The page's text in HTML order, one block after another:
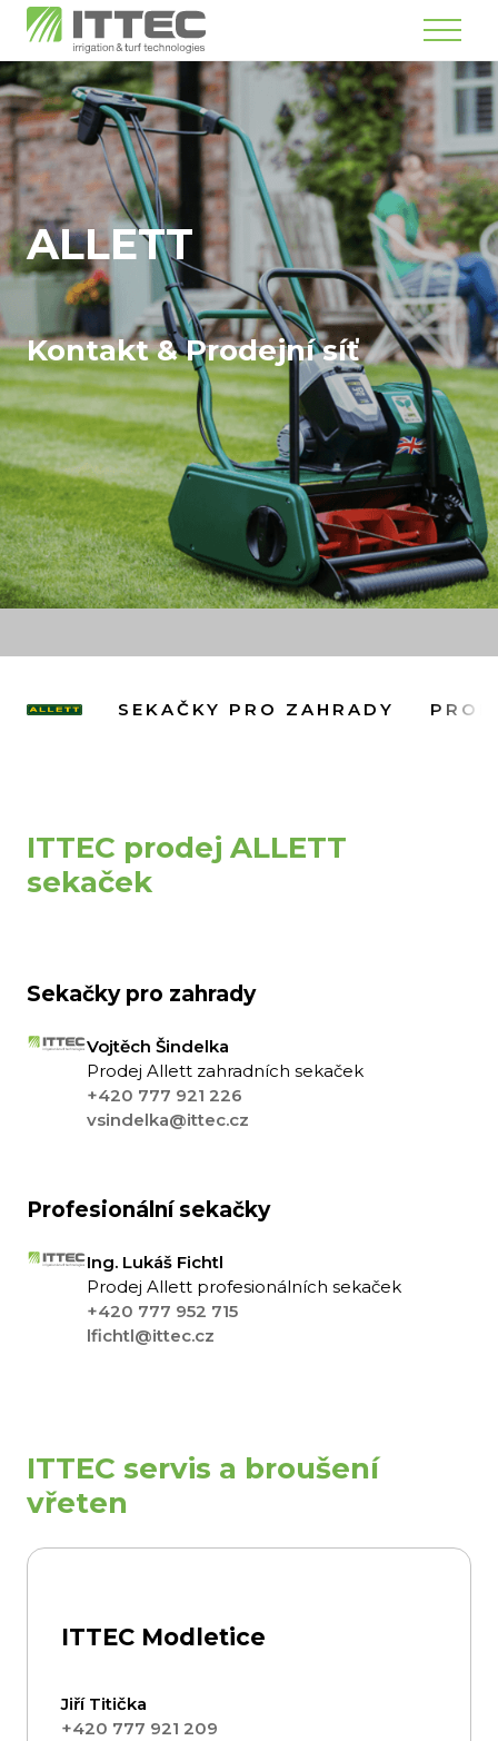
Menu
ALLETT
Kontakt & Prodejní síť
SEKAČKY PRO ZAHRADY
ITTEC prodej ALLETT
sekaček
Sekačky pro zahrady
Vojtěch Šindelka
Prodej Allett zahradních sekaček
+420 777 921 226
vsindelka@ittec.cz
Profesionální sekačky
Ing. Lukáš Fichtl
Prodej Allett profesionálních sekaček
+420 777 952 715
lfichtl@ittec.cz
ITTEC servis a broušení
vřeten
ITTEC Modletice
Jiří Titička
+420 777 921 209